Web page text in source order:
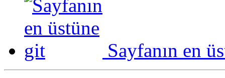
Sayfanın en